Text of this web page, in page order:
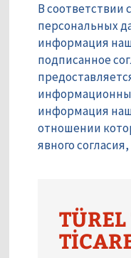
В соответствии
персональных
информация
подписанное
информация
отношении
явного